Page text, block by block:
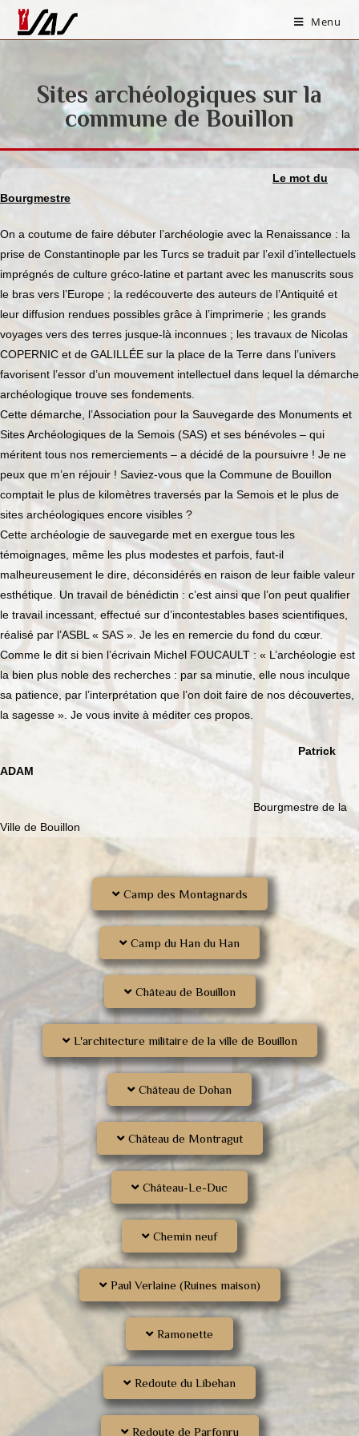
Menu
Sites archéologiques sur la
commune de Bouillon
Le mot du
Bourgmestre
On a coutume de faire débuter l’archéologie avec la Renaissance : la
prise de Constantinople par les Turcs se traduit par l’exil d’intellectuels
imprégnés de culture gréco-latine et partant avec les manuscrits sous
le bras vers l’Europe ; la redécouverte des auteurs de l’Antiquité et
leur diffusion rendues possibles grâce à l’imprimerie ; les grands
voyages vers des terres jusque-là inconnues ; les travaux de Nicolas
COPERNIC et de GALILLÉE sur la place de la Terre dans l’univers
favorisent l’essor d’un mouvement intellectuel dans lequel la démarche
archéologique trouve ses fondements.
Cette démarche, l’Association pour la Sauvegarde des Monuments et
Sites Archéologiques de la Semois (SAS) et ses bénévoles – qui
méritent tous nos remerciements – a décidé de la poursuivre ! Je ne
peux que m’en réjouir ! Saviez-vous que la Commune de Bouillon
comptait le plus de kilomètres traversés par la Semois et le plus de
sites archéologiques encore visibles ?
Cette archéologie de sauvegarde met en exergue tous les
témoignages, même les plus modestes et parfois, faut-il
malheureusement le dire, déconsidérés en raison de leur faible valeur
esthétique. Un travail de bénédictin : c’est ainsi que l’on peut qualifier
le travail incessant, effectué sur d’incontestables bases scientifiques,
réalisé par l’ASBL « SAS ». Je les en remercie du fond du cœur.
Comme le dit si bien l’écrivain Michel FOUCAULT : « L’archéologie est
la bien plus noble des recherches : par sa minutie, elle nous inculque
sa patience, par l’interprétation que l’on doit faire de nos découvertes,
la sagesse ». Je vous invite à méditer ces propos.
Patrick
ADAM
Bourgmestre de la
Ville de Bouillon
Camp des Montagnards
Camp du Han du Han
Château de Bouillon
L'architecture militaire de la ville de Bouillon
Château de Dohan
Château de Montragut
Château-Le-Duc
Chemin neuf
Paul Verlaine (Ruines maison)
Ramonette
Redoute du Libehan
Redoute de Parfonru